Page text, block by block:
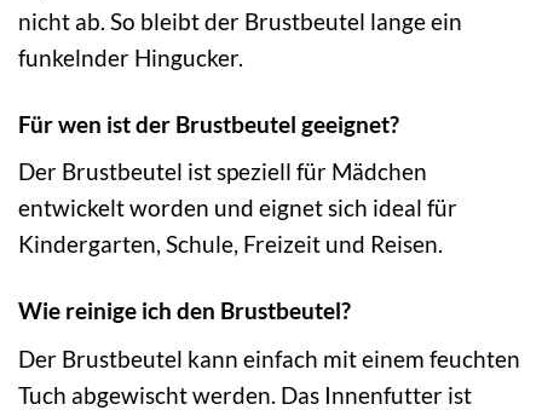
nicht ab. So bleibt der Brustbeutel lange ein
funkelnder Hingucker.
Für wen ist der Brustbeutel geeignet?
Der Brustbeutel ist speziell für Mädchen
entwickelt worden und eignet sich ideal für
Kindergarten, Schule, Freizeit und Reisen.
Wie reinige ich den Brustbeutel?
Der Brustbeutel kann einfach mit einem feuchten
Tuch abgewischt werden. Das Innenfutter ist